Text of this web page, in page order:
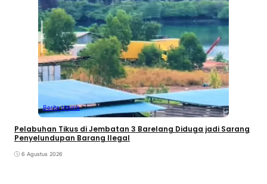
Berita Utama
Pelabuhan Tikus di Jembatan 3 Barelang Diduga jadi Sarang
Penyelundupan Barang Ilegal
6 Agustus 2026